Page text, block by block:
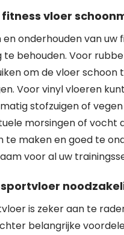
fitness vloer
onderhouden van uw
behouden. Voor
om de vloer schoon
Voor vinyl vloeren
stofzuigen of
morsingen of vocht
te maken en goed te
voor al uw
is zeker aan te
belangrijke